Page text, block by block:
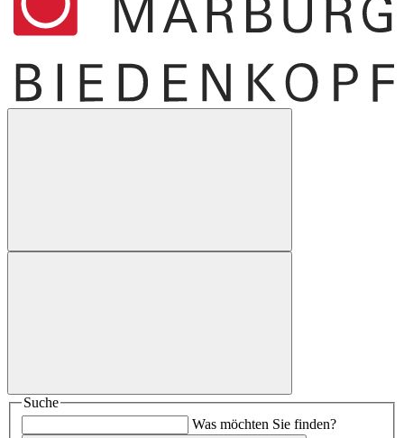
Suche
Was möchten Sie finden?